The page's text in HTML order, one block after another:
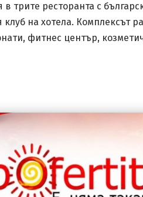
трите ресторанта с
на хотела. Комплексът
фитнес център,